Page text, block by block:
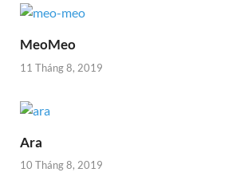
MeoMeo
11 Tháng 8, 2019
Ara
10 Tháng 8, 2019